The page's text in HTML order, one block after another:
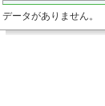
データがありません。